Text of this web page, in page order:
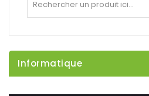
Informatique